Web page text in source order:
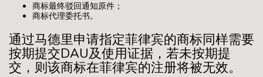
商标最终驳回通知原件；
商标代理委托书。
通过马德里申请指定菲律宾的商标同样需要
按期提交DAU及使用证据，若未按期提
交，则该商标在菲律宾的注册将被无效。